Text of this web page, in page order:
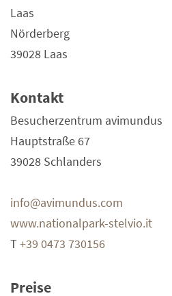
Laas
Nörderberg
39028 Laas
Kontakt
Besucherzentrum avimundus
Hauptstraße 67
39028 Schlanders
info@avimundus.com
www.nationalpark-stelvio.it
T+39 0473 730156
Preise